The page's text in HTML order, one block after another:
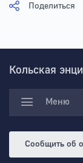
Поделиться
Кольская
Меню
Сообщить об